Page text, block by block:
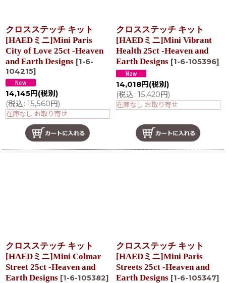
クロスステッチ キット
[HAEDミニ]Mini Paris
City of Love 25ct -Heaven
and Earth Designs [1-6-
104215]
14,145円 (税別)
(税込: 15,560円)
在庫なし お取り寄せ
クロスステッチ キット
[HAEDミニ]Mini Vibrant
Health 25ct -Heaven and
Earth Designs [1-6-105396]
14,018円 (税別)
(税込: 15,420円)
在庫なし お取り寄せ
クロスステッチ キット
[HAEDミニ]Mini Colmar
Street 25ct -Heaven and
Earth Designs [1-6-105382]
クロスステッチ キット
[HAEDミニ]Mini Paris
Streets 25ct -Heaven and
Earth Designs [1-6-105347]